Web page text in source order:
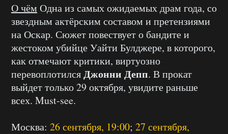
О чём Одна из самых ожидаемых драм года, со
звездным актёрским составом и претензиями
на Оскар. Сюжет повествует о бандите и
жестоком убийце Уайти Булджере, в которого,
как отмечают критики, виртуозно
перевоплотилсяДжонни Депп. В прокат
выйдет только 29 октября, увидите раньше
всех. Must-see.
Москва: 26 сентября, 19:00; 27 сентября,